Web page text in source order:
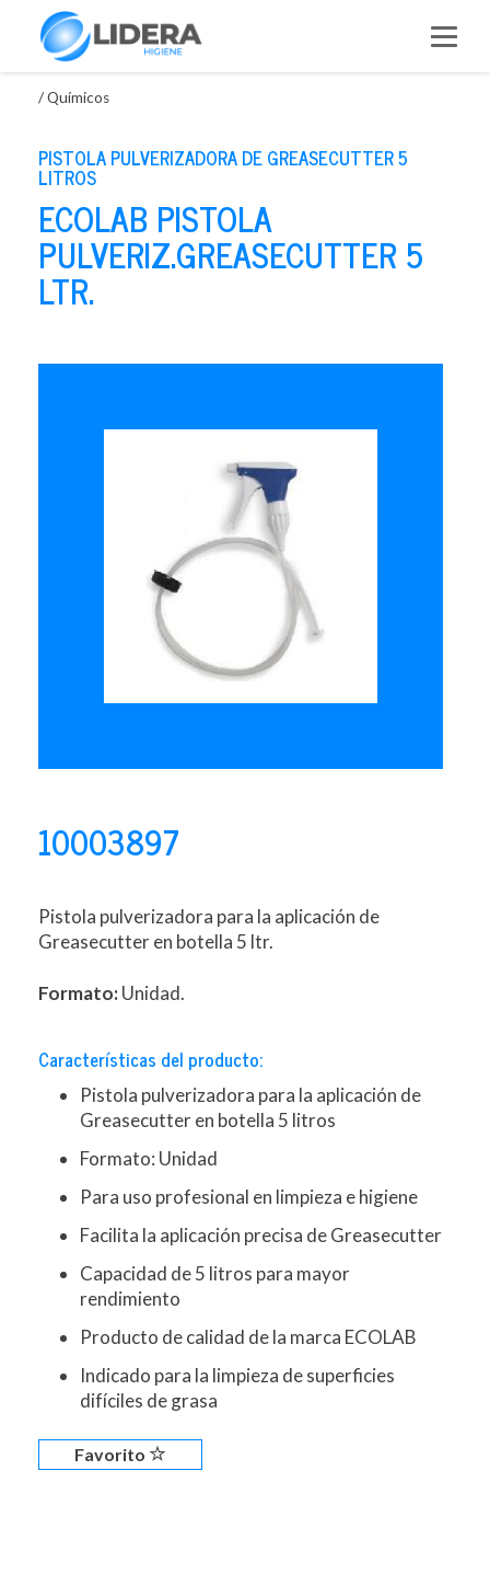
/Químicos
PISTOLA PULVERIZADORA DE GREASECUTTER 5
LITROS
ECOLAB PISTOLA
PULVERIZ.GREASECUTTER 5
LTR.
10003897
Pistola pulverizadora para la aplicación de
Greasecutter en botella 5 ltr.
Formato:Unidad.
Características del producto:
Pistola pulverizadora para la aplicación de
Greasecutter en botella 5 litros
Formato: Unidad
Para uso profesional en limpieza e higiene
Facilita la aplicación precisa de Greasecutter
Capacidad de 5 litros para mayor
rendimiento
Producto de calidad de la marca ECOLAB
Indicado para la limpieza de superficies
difíciles de grasa
Favorito